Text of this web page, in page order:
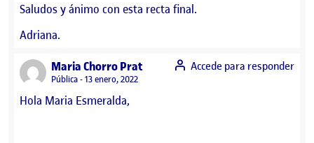
Saludos y ánimo con esta recta final.
Adriana.
Maria Chorro Pratsays:
Visibilidad:
Pública 13 enero, 2022
Hola Maria Esmeralda,
Accede para responder